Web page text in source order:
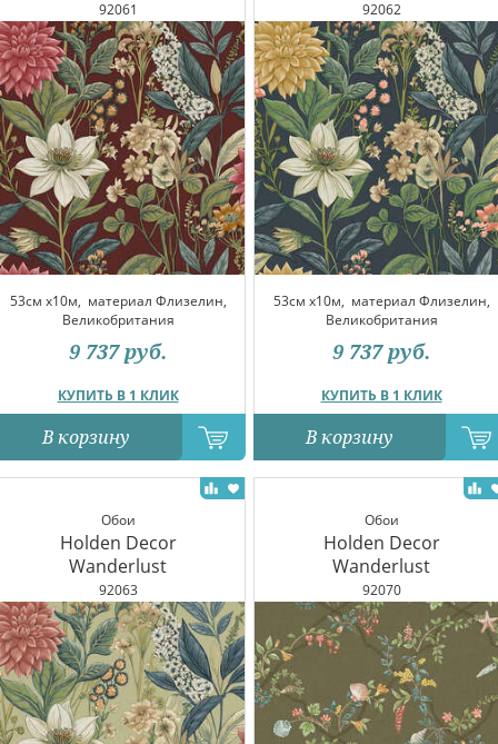
92061
53см x10м, материал Флизелин,
Великобритания
КУПИТЬ В 1 КЛИК
9 737 руб.
В корзину
92062
53см x10м, материал Флизелин,
Великобритания
КУПИТЬ В 1 КЛИК
9 737 руб.
В корзину
Обои
Holden Decor
Wanderlust
92063
Обои
Holden Decor
Wanderlust
92070